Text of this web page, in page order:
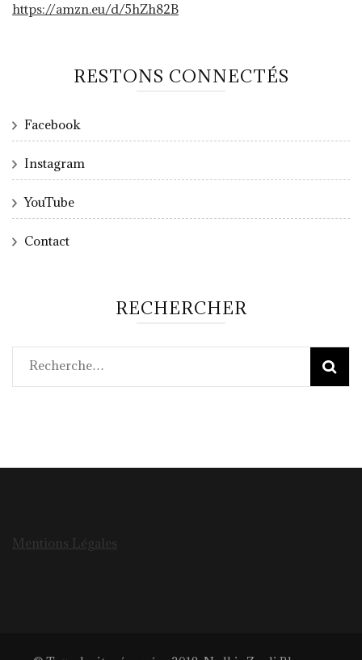
https://amzn.eu/d/5hZh82B
RESTONS CONNECTÉS
Facebook
Instagram
YouTube
Contact
RECHERCHER
Rechercher :
Mentions Légales